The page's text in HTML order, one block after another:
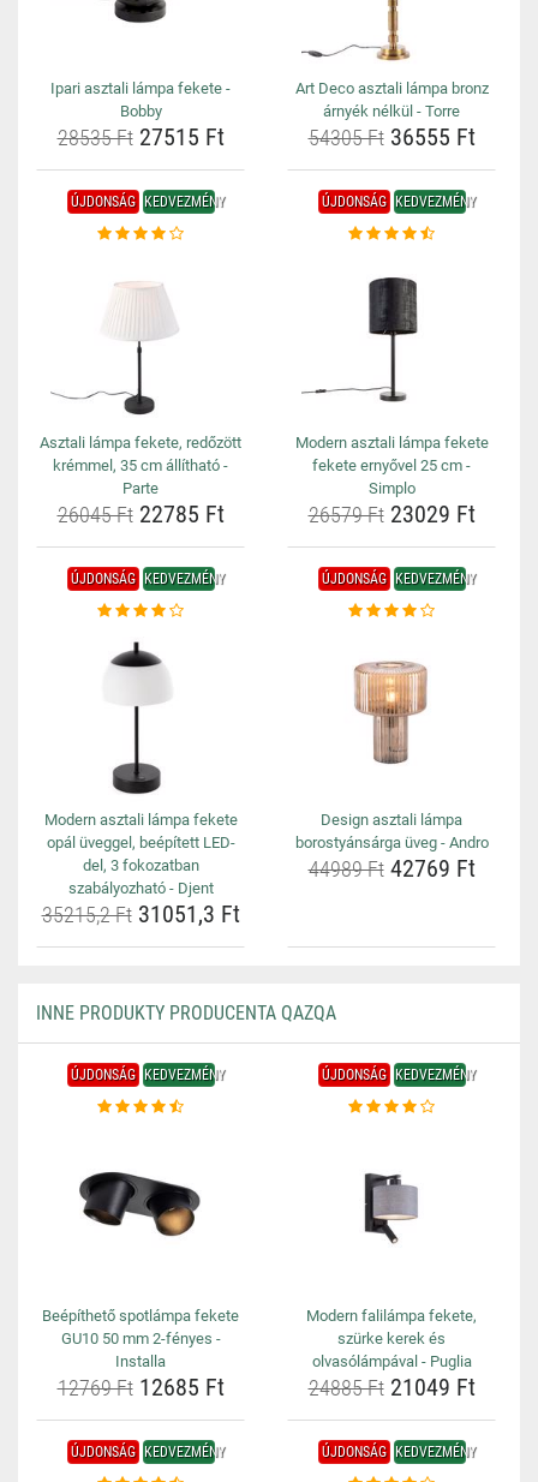
Ipari asztali lámpa fekete -
Bobby
28535 Ft27515 Ft
Art Deco asztali lámpa bronz
árnyék nélkül - Torre
54305 Ft36555 Ft
ÚJDONSÁG KEDVEZMÉNY
Asztali lámpa fekete, redőzött
krémmel, 35 cm állítható -
Parte
26045 Ft22785 Ft
ÚJDONSÁG KEDVEZMÉNY
Modern asztali lámpa fekete
fekete ernyővel 25 cm -
Simplo
26579 Ft23029 Ft
ÚJDONSÁG KEDVEZMÉNY
Modern asztali lámpa fekete
opál üveggel, beépített LED-
del, 3 fokozatban
szabályozható - Djent
35215,2 Ft31051,3 Ft
ÚJDONSÁG KEDVEZMÉNY
Design asztali lámpa
borostyánsárga üveg - Andro
44989 Ft42769 Ft
INNE PRODUKTY PRODUCENTA QAZQA
ÚJDONSÁG KEDVEZMÉNY
Beépíthető spotlámpa fekete
GU10 50 mm 2-fényes -
Installa
12769 Ft12685 Ft
ÚJDONSÁG KEDVEZMÉNY
Modern falilámpa fekete,
szürke kerek és
olvasólámpával - Puglia
24885 Ft21049 Ft
ÚJDONSÁG KEDVEZMÉNY ÚJDONSÁG KEDVEZMÉNY